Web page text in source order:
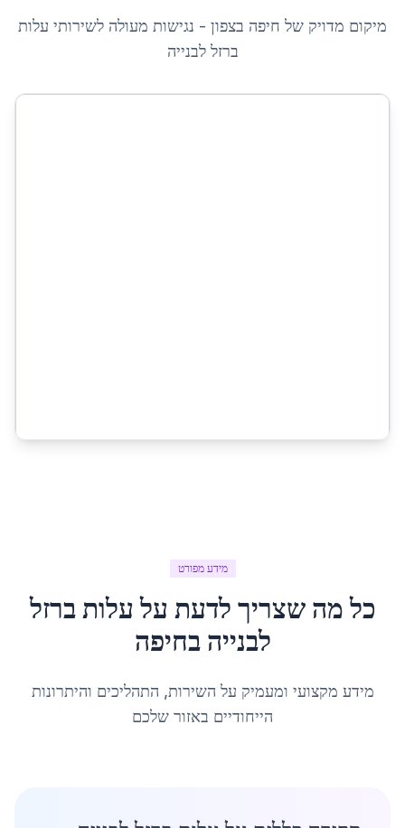
מיקום מדויק של חיפה בצפון - נגישות מעולה לשירותי עלות
ברזל לבנייה
מידע מפורט
כל מה שצריך לדעת עלעלות ברזל
לבנייה בחיפה
מידע מקצועי ומעמיק על השירות, התהליכים והיתרונות
הייחודיים באזור שלכם